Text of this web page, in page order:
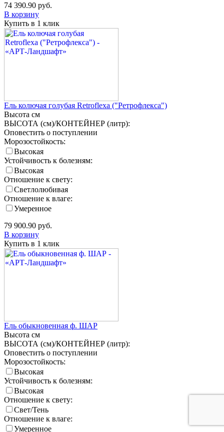
74 390.90 руб.
В корзину
Купить в 1 клик
Ель колючая голубая Retroflexa ("Ретрофлекса")
Высота см
ВЫСОТА (см)/КОНТЕЙНЕР (литр):
Оповестить о поступлении
Морозостойкость:
Высокая
Устойчивость к болезням:
Высокая
Отношение к свету:
Светлолюбивая
Отношение к влаге:
Умеренное
79 900.90 руб.
В корзину
Купить в 1 клик
Ель обыкновенная ф. ШАР
Высота см
ВЫСОТА (см)/КОНТЕЙНЕР (литр):
Оповестить о поступлении
Морозостойкость:
Высокая
Устойчивость к болезням:
Высокая
Отношение к свету:
Свет/Тень
Отношение к влаге:
Умеренное